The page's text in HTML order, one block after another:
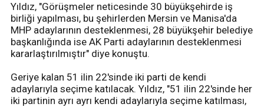
Yıldız, "Görüşmeler neticesinde 30 büyükşehirde iş
birliği yapılması, bu şehirlerden Mersin ve Manisa'da
MHP adaylarının desteklenmesi, 28 büyükşehir belediye
başkanlığında ise AK Parti adaylarının desteklenmesi
kararlaştırılmıştır" diye konuştu.
Geriye kalan 51 ilin 22'sinde iki parti de kendi
adaylarıyla seçime katılacak. Yıldız, "51 ilin 22'sinde her
iki partinin ayrı ayrı kendi adaylarıyla seçime katılması,